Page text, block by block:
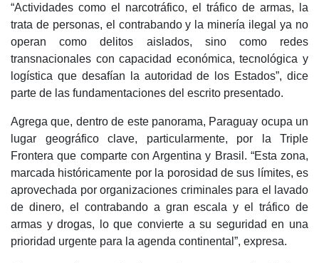
“Actividades como el narcotráfico, el tráfico de armas, la
trata de personas, el contrabando y la minería ilegal ya no
operan como delitos aislados, sino como redes
transnacionales con capacidad económica, tecnológica y
logística que desafían la autoridad de los Estados”, dice
parte de las fundamentaciones del escrito presentado.
Agrega que, dentro de este panorama, Paraguay ocupa un
lugar geográfico clave, particularmente, por la Triple
Frontera que comparte con Argentina y Brasil. “Esta zona,
marcada históricamente por la porosidad de sus límites, es
aprovechada por organizaciones criminales para el lavado
de dinero, el contrabando a gran escala y el tráfico de
armas y drogas, lo que convierte a su seguridad en una
prioridad urgente para la agenda continental”, expresa.